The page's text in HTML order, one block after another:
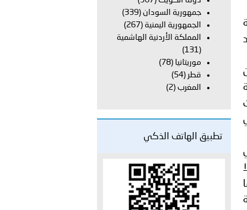
من حماة الحق وحراس المبادئ تلتحق بشرطة عُمان
جمهورية السودان (339)
الجمهورية اليمنية (267)
المملكة الأردنية الهاشمية
(131)
موريتانيا (78)
قطر (54)
المغرب (2)
تطبيق الهاتف الذكي